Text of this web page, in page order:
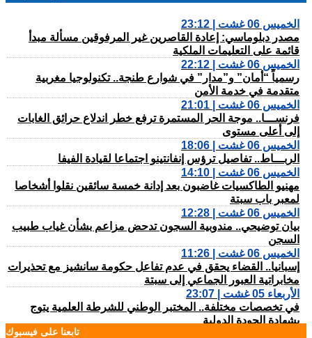
الخميس 06 غشت | 23:12
مصدر دبلوماسي: إعادة القاصرين غير المرفوقين مسألة مبدأ
قائمة على التعليمات الملكية
الخميس 06 غشت | 22:12
رسمياً “أمان” و”مدار” في شوارع طنجة.. تكنولوجيا مغربية
متقدمة في خدمة الأمن
الخميس 06 غشت | 21:01
فرنســـا.. موجة الحر المستمرة ترفع خطر اندلاع حرائق الغابات
إلى أعلى مستوى
الخميس 06 غشت | 18:06
الربـــاط.. تفاصيل ترؤس إنفانتينو اجتماعا لقيادة الفيفا
الخميس 06 غشت | 14:10
مهنيو الطاكسيات غاضبون بعد إدانة خمسة سائقين نقلوا أشخاصا
لمعبر باب سبتة
الخميس 06 غشت | 12:28
بيان توضيحي.. مندوبية السجون تدحض مزاعم بشأن غياب طبيب
السجن
الخميس 06 غشت | 11:26
إسبانيا.. القضاء يحقق في عدم تفاعل حكومة سانشيز مع تحذيرات
مخابراتية العبور الجماعي إلى سبتة
الأربعاء 05 غشت | 23:07
في تخصصات مختلفة.. المختبر الوطني للشرطة العلمية يتوج
بشهادة الجودة الدولية
تابعنا على فيسبوك